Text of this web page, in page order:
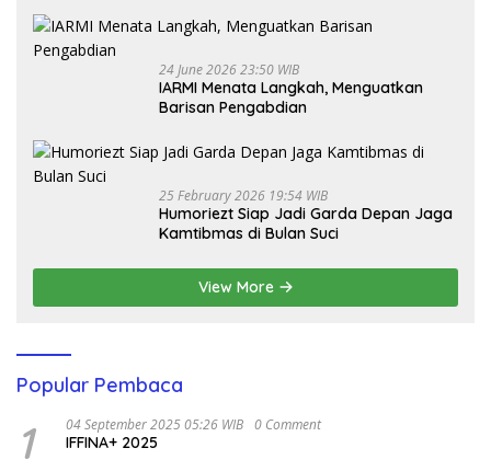
24 June 2026 23:50 WIB
IARMI Menata Langkah, Menguatkan
Barisan Pengabdian
25 February 2026 19:54 WIB
Humoriezt Siap Jadi Garda Depan Jaga
Kamtibmas di Bulan Suci
View More
Popular Pembaca
1 04 September 2025 05:26 WIB 0 Comment
IFFINA+ 2025